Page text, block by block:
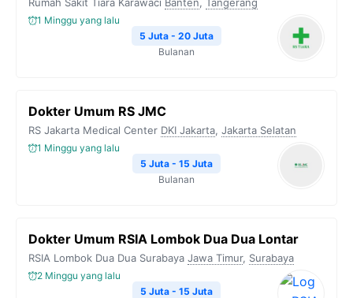
1 Minggu yang lalu
5 Juta - 20 Juta
Bulanan
Dokter Umum RS JMC
RS Jakarta Medical Center DKI Jakarta, Jakarta Selatan
1 Minggu yang lalu
5 Juta - 15 Juta
Bulanan
Dokter Umum RSIA Lombok Dua Dua Lontar
RSIA Lombok Dua Dua Surabaya Jawa Timur, Surabaya
2 Minggu yang lalu
5 Juta - 15 Juta